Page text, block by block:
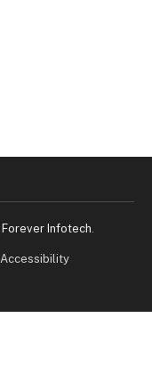
Forever Infotech
Accessibility